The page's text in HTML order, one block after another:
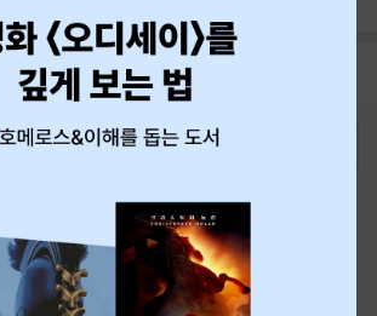
자할부 안내
최근 본 상품
티켓 1544-6399
중고샵 1566-4295
eBook 1:1문의/채팅상담
예스이십사(주) 사업자 정보
개인정보처리방침
청소년보호정책